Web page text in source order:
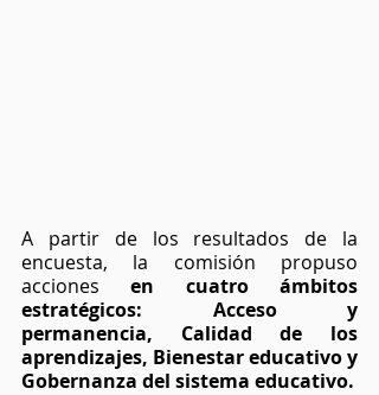
A partir de los resultados de la
encuesta, la comisión propuso
acciones en cuatro ámbitos
estratégicos: Acceso y
permanencia, Calidad de los
aprendizajes, Bienestar educativo y
Gobernanza del sistema educativo.